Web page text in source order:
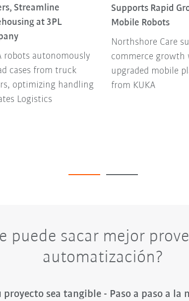
Streamline
at 3PL
robots autonomously
cases from truck
optimizing handling
Logistics
Supports Rapid
Mobile Robots
Northshore Care
commerce growth
upgraded mobile
from KUKA
puede sacar mejor
automatización?
proyecto sea tangible - Paso a paso a la